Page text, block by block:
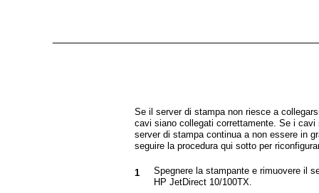
Se il server di stampa non riesce a
cavi siano collegati correttamente. Se i cavi
server di stampa continua a non essere in
seguire la procedura qui sotto per
1
Spegnere la stampante e rimuovere il
HP JetDirect 10/100TX.